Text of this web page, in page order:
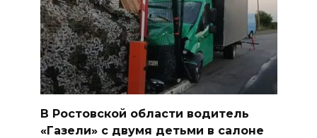
В Ростовской области водитель
«Газели» с двумя детьми в салоне